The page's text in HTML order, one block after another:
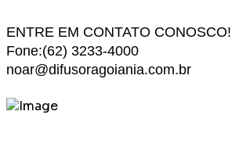
ENTRE EM CONTATO CONOSCO!
Fone:(62) 3233-4000
noar@difusoragoiania.com.br